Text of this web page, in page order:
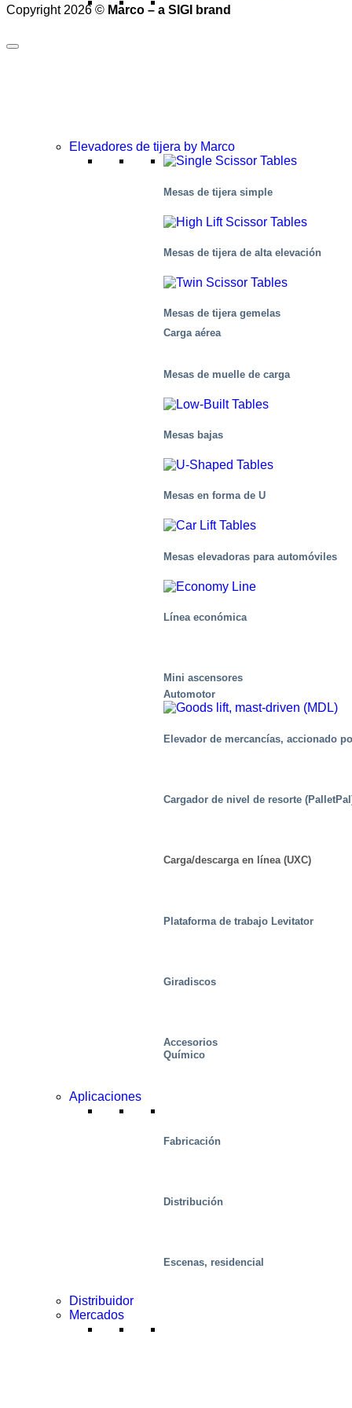
Carga aérea
Automotor
Químico
Copyright 2026 © Marco – a SIGI brand
Elevadores de tijera by Marco
Mesas de tijera simple
Mesas de tijera de alta elevación
Mesas de tijera gemelas
Mesas de muelle de carga
Mesas bajas
Mesas en forma de U
Mesas elevadoras para automóviles
Línea económica
Mini ascensores
Elevador de mercancías, accionado
Cargador de nivel de resorte
Carga/descarga en línea (UXC)
Plataforma de trabajo Levitator
Giradiscos
Accesorios
Aplicaciones
Fabricación
Distribución
Escenas, residencial
Distribuidor
Mercados